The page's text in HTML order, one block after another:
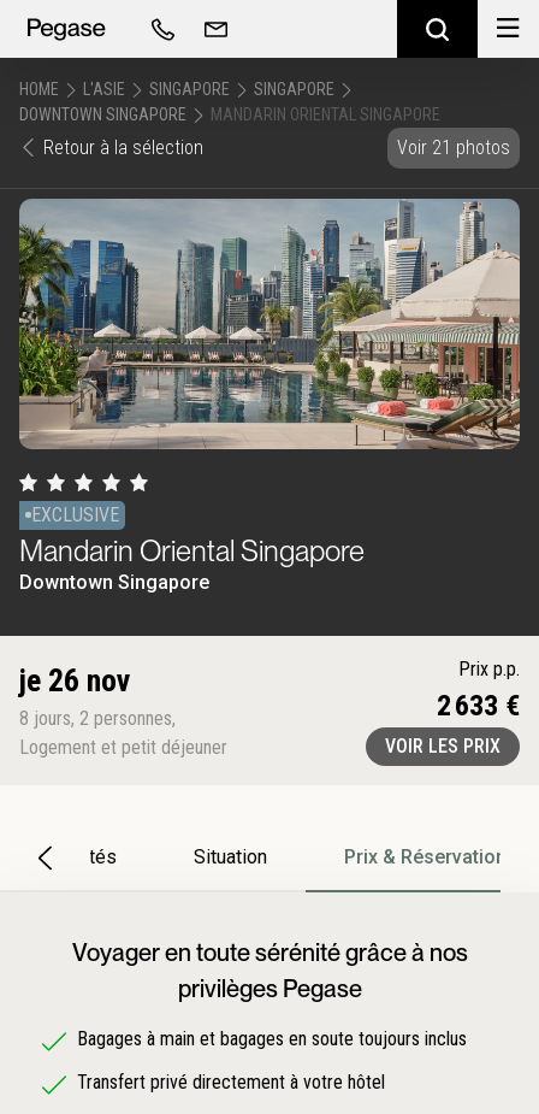
HOME L'ASIE SINGAPORE
SINGAPORE
DOWNTOWN SINGAPORE
MANDARIN ORIENTAL SINGAPORE
Retour à la sélection Voir 21 photos
EXCLUSIVE
Mandarin Oriental Singapore
Downtown Singapore
je 26 nov
8 jours, 2 personnes,
Logement et petit déjeuner
Prix p.p.
2 633 €
VOIR LES PRIX
Particularités Situation Prix & Réservation
Voyager en toute sérénité grâce à nos
privilèges Pegase
Bagages à main et bagages en soute toujours inclus
Transfert privé directement à votre hôtel